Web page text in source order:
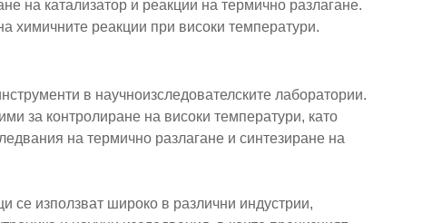
на катализатор и реакции на термично разлагане.
химичните реакции при високи температури.
в научноизследователските лаборатории.
за контролиране на високи температури, като
на термично разлагане и синтезиране на
използват широко в различни индустрии,